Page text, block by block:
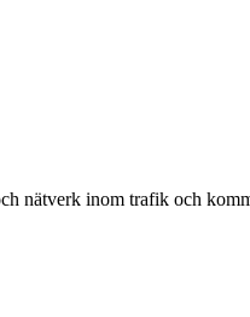
nätverk inom trafik och